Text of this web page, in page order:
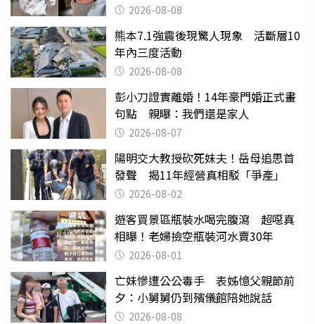
2026-08-08
熊本7.1強震後現驚人現象 活斷層10
年內三度活動
2026-08-08
彭小刀證實離婚！14年豪門婚正式畫
句點 親曝：我們還是家人
2026-08-07
陽明交大教授砍死妹夫！岳母追思首
發聲 揭11年經營真相駁「爭產」
2026-08-02
遊客買景區瓶裝水喝完腹瀉 超噁真
相曝！老婦撿空瓶裝河水賣30年
2026-08-01
亡妹慘遭公公毒手 表姊憶父親節前
夕：小舅舅仍到殯儀館陪她說話
2026-08-08